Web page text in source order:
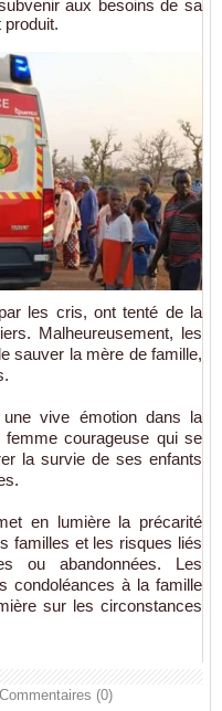
aux besoins de sa
produit.
les cris, ont tenté de la
Malheureusement, les
sauver la mère de famille,
vive émotion dans la
courageuse qui se
la survie de ses enfants
en lumière la précarité
familles et les risques liés
ou abandonnées. Les
condoléances à la famille
sur les circonstances
Commentaires (0)